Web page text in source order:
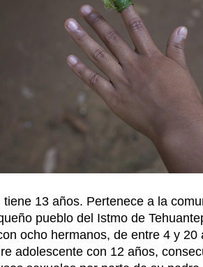
tiene 13 años. Pertenece a la
pueblo del Istmo de
ocho hermanos, de entre 4 y 20
adolescente con 12 años,